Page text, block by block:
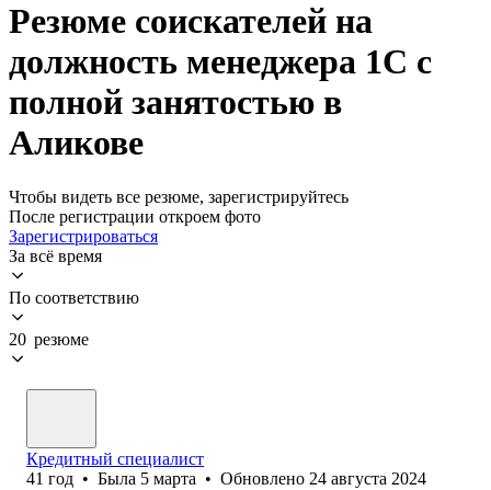
Резюме соискателей на
должность менеджера 1С с
полной занятостью в
Аликове
Чтобы видеть все резюме, зарегистрируйтесь
После регистрации откроем фото
Зарегистрироваться
За всё время
По соответствию
20 резюме
Кредитный специалист
41 год • Была 5 марта • Обновлено 24 августа 2024